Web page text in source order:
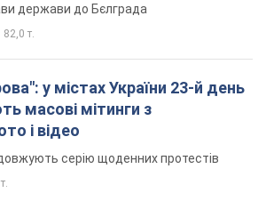
держави до Бєлграда
82,0 т.
у містах України 23-й день
масові мітинги з
і відео
серію щоденних протестів